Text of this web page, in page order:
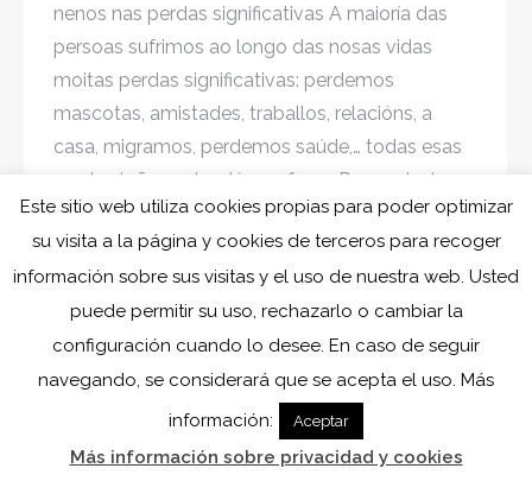
nenos nas perdas significativas A maioría das
persoas sufrimos ao longo das nosas vidas
moitas perdas significativas: perdemos
mascotas, amistades, traballos, relacións, a
casa, migramos, perdemos saúde,… todas esas
perdas teñen unha dó que facer. Pero quizais a
dó que nos…
Este sitio web utiliza cookies propias para poder optimizar
su visita a la página y cookies de terceros para recoger
información sobre sus visitas y el uso de nuestra web. Usted
puede permitir su uso, rechazarlo o cambiar la
configuración cuando lo desee. En caso de seguir
navegando, se considerará que se acepta el uso. Más
información:
Aceptar
Más información sobre privacidad y cookies